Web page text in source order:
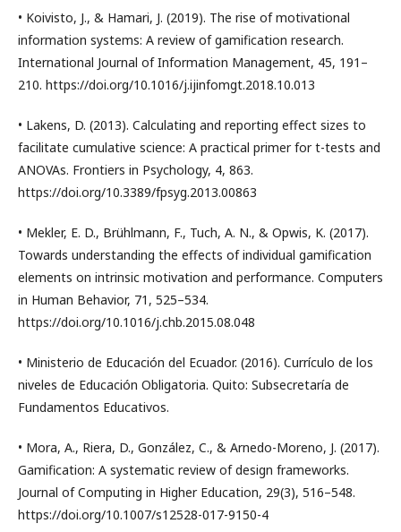
• Koivisto, J., & Hamari, J. (2019). The rise of motivational
information systems: A review of gamification research.
International Journal of Information Management, 45, 191–
210. https://doi.org/10.1016/j.ijinfomgt.2018.10.013
• Lakens, D. (2013). Calculating and reporting effect sizes to
facilitate cumulative science: A practical primer for t-tests and
ANOVAs. Frontiers in Psychology, 4, 863.
https://doi.org/10.3389/fpsyg.2013.00863
• Mekler, E. D., Brühlmann, F., Tuch, A. N., & Opwis, K. (2017).
Towards understanding the effects of individual gamification
elements on intrinsic motivation and performance. Computers
in Human Behavior, 71, 525–534.
https://doi.org/10.1016/j.chb.2015.08.048
• Ministerio de Educación del Ecuador. (2016). Currículo de los
niveles de Educación Obligatoria. Quito: Subsecretaría de
Fundamentos Educativos.
• Mora, A., Riera, D., González, C., & Arnedo-Moreno, J. (2017).
Gamification: A systematic review of design frameworks.
Journal of Computing in Higher Education, 29(3), 516–548.
https://doi.org/10.1007/s12528-017-9150-4